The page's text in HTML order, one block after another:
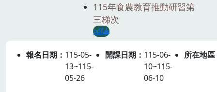
115年食農教育推動研習第
三梯次
pdf
報名日期
115-05-
13~115-
05-26
開課日期
115-06-
10~115-
06-10
所在地區